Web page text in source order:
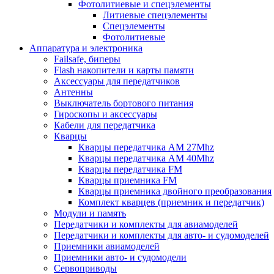
Фотолитиевые и спецэлементы
Литиевые спецэлементы
Спецэлементы
Фотолитиевые
Аппаратура и электроника
Failsafe, биперы
Flash накопители и карты памяти
Аксессуары для передатчиков
Антенны
Выключатель бортового питания
Гироскопы и аксессуары
Кабели для передатчика
Кварцы
Кварцы передатчика AM 27Mhz
Кварцы передатчика AM 40Mhz
Кварцы передатчика FM
Кварцы приемника FM
Кварцы приемника двойного преобразования
Комплект кварцев (приемник и передатчик)
Модули и память
Передатчики и комплекты для авиамоделей
Передатчики и комплекты для авто- и судомоделей
Приемники авиамоделей
Приемники авто- и судомодели
Сервоприводы